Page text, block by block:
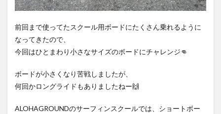
前回まで使ってたスクール用ボードにたくさん乗れるように
なってきたので、
今回はひとまわり小さなサイズのボードにチャレンジ👊
ボードが小さくなり苦戦しましたが、
何回かロングライドもありましたねー🙌
ALOHAGROUNDのサーフィンスクールでは、ショートボー